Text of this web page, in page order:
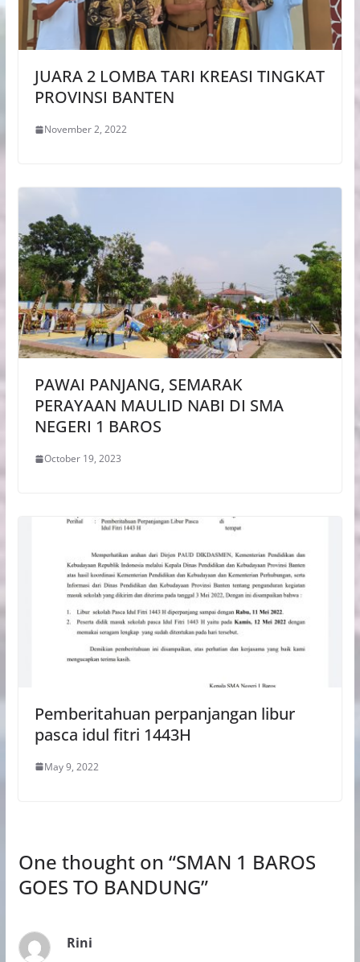
JUARA 2 LOMBA TARI KREASI TINGKAT
PROVINSI BANTEN
November 2, 2022
PAWAI PANJANG, SEMARAK
PERAYAAN MAULID NABI DI SMA
NEGERI 1 BAROS
October 19, 2023
Pemberitahuan perpanjangan libur
pasca idul fitri 1443H
May 9, 2022
One thought on “SMAN 1 BAROS
GOES TO BANDUNG”
Rini